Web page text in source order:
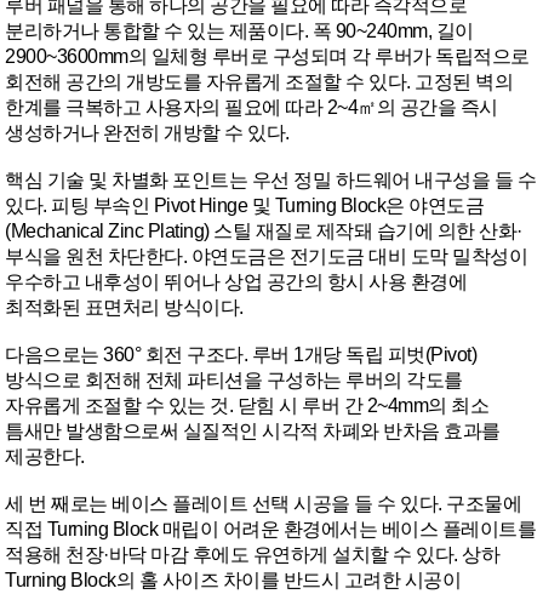
루버 패널을 통해 하나의 공간을 필요에 따라 즉각적으로
분리하거나 통합할 수 있는 제품이다. 폭 90~240mm, 길이
2900~3600mm의 일체형 루버로 구성되며 각 루버가 독립적으로
회전해 공간의 개방도를 자유롭게 조절할 수 있다. 고정된 벽의
한계를 극복하고 사용자의 필요에 따라 2~4㎡의 공간을 즉시
생성하거나 완전히 개방할 수 있다.
핵심 기술 및 차별화 포인트는 우선 정밀 하드웨어 내구성을 들 수
있다. 피팅 부속인 Pivot Hinge 및 Turning Block은 야연도금
(Mechanical Zinc Plating) 스틸 재질로 제작돼 습기에 의한 산화·
부식을 원천 차단한다. 야연도금은 전기도금 대비 도막 밀착성이
우수하고 내후성이 뛰어나 상업 공간의 항시 사용 환경에
최적화된 표면처리 방식이다.
다음으로는 360° 회전 구조다. 루버 1개당 독립 피벗(Pivot)
방식으로 회전해 전체 파티션을 구성하는 루버의 각도를
자유롭게 조절할 수 있는 것. 닫힘 시 루버 간 2~4mm의 최소
틈새만 발생함으로써 실질적인 시각적 차폐와 반차음 효과를
제공한다.
세 번 째로는 베이스 플레이트 선택 시공을 들 수 있다. 구조물에
직접 Turning Block 매립이 어려운 환경에서는 베이스 플레이트를
적용해 천장·바닥 마감 후에도 유연하게 설치할 수 있다. 상하
Turning Block의 홀 사이즈 차이를 반드시 고려한 시공이